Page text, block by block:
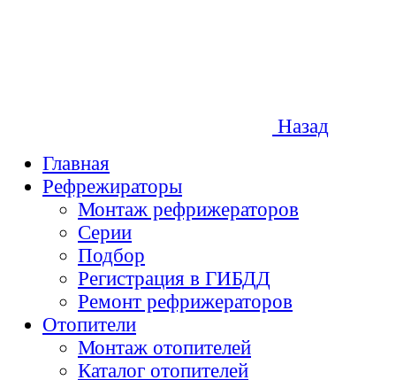
Назад
Главная
Рефрежираторы
Монтаж рефрижераторов
Серии
Подбор
Регистрация в ГИБДД
Ремонт рефрижераторов
Отопители
Монтаж отопителей
Каталог отопителей